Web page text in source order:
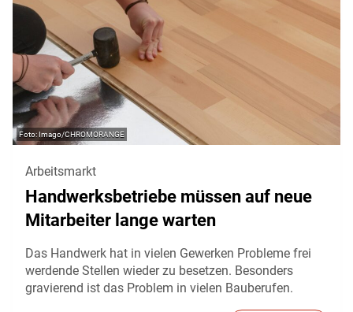
Imago/CHROMORANGE
Arbeitsmarkt
Handwerksbetriebe müssen auf neue
Mitarbeiter lange warten
Das Handwerk hat in vielen Gewerken Probleme frei
werdende Stellen wieder zu besetzen. Besonders
gravierend ist das Problem in vielen Bauberufen.